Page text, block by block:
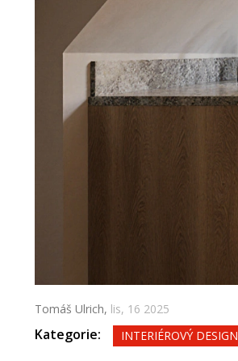
Tomáš Ulrich, lis, 16 2025
Kategorie: INTERIÉROVÝ DESIGN